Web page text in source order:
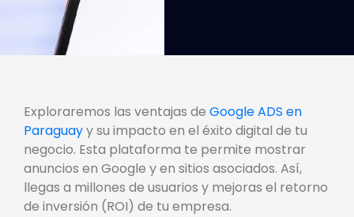
Exploraremos las ventajas de Google ADS en
Paraguayy su impacto en el éxito digital de tu
negocio. Esta plataforma te permite mostrar
anuncios en Google y en sitios asociados. Así,
llegas a millones de usuarios y mejoras el retorno
de inversión (ROI) de tu empresa.